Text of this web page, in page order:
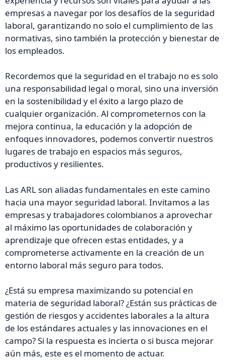
empresas a navegar por los desafíos de la seguridad
laboral, garantizando no solo el cumplimiento de las
normativas, sino también la protección y bienestar de
los empleados.
Recordemos que la seguridad en el trabajo no es solo
una responsabilidad legal o moral, sino una inversión
en la sostenibilidad y el éxito a largo plazo de
cualquier organización. Al comprometernos con la
mejora continua, la educación y la adopción de
enfoques innovadores, podemos convertir nuestros
lugares de trabajo en espacios más seguros,
productivos y resilientes.
Las ARL son aliadas fundamentales en este camino
hacia una mayor seguridad laboral. Invitamos a las
empresas y trabajadores colombianos a aprovechar
al máximo las oportunidades de colaboración y
aprendizaje que ofrecen estas entidades, y a
comprometerse activamente en la creación de un
entorno laboral más seguro para todos.
¿Está su empresa maximizando su potencial en
materia de seguridad laboral? ¿Están sus prácticas de
gestión de riesgos y accidentes laborales a la altura
de los estándares actuales y las innovaciones en el
campo? Si la respuesta es incierta o si busca mejorar
aún más, este es el momento de actuar.